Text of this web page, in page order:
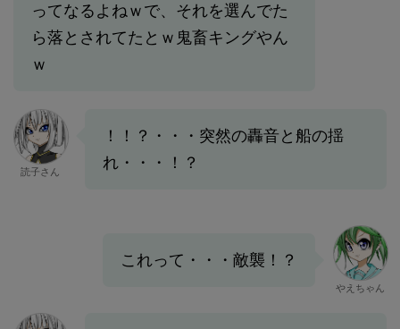
ってなるよねｗで、それを選んでた
ら落とされてたとｗ鬼畜キングやん
ｗ
読子さん
！！？・・・突然の轟音と船の揺
れ・・・！？
これって・・・敵襲！？
やえちゃん